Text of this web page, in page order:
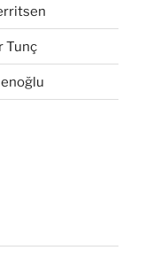
Tunç